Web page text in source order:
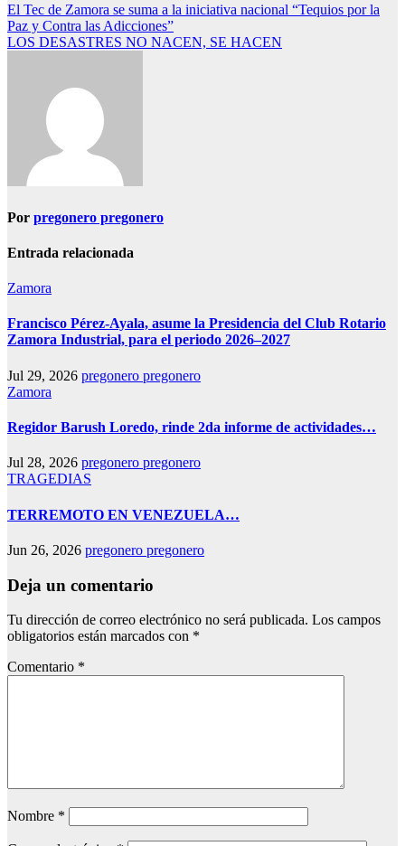
Navegación
de
El Tec de Zamora se suma a la iniciativa nacional “Tequios por la
Paz y Contra las Adicciones”
LOS DESASTRES NO NACEN, SE HACEN
Por pregonero pregonero
Entrada relacionada
Zamora
Francisco Pérez-Ayala, asume la Presidencia del Club Rotario
Zamora Industrial, para el periodo 2026–2027
Jul 29, 2026 pregonero pregonero
Zamora
Regidor Barush Loredo, rinde 2da informe de actividades…
Jul 28, 2026 pregonero pregonero
TRAGEDIAS
TERREMOTO EN VENEZUELA…
Jun 26, 2026 pregonero pregonero
Deja un comentario
Tu dirección de correo electrónico no será publicada. Los campos
obligatorios están marcados con *
Comentario *
Nombre *